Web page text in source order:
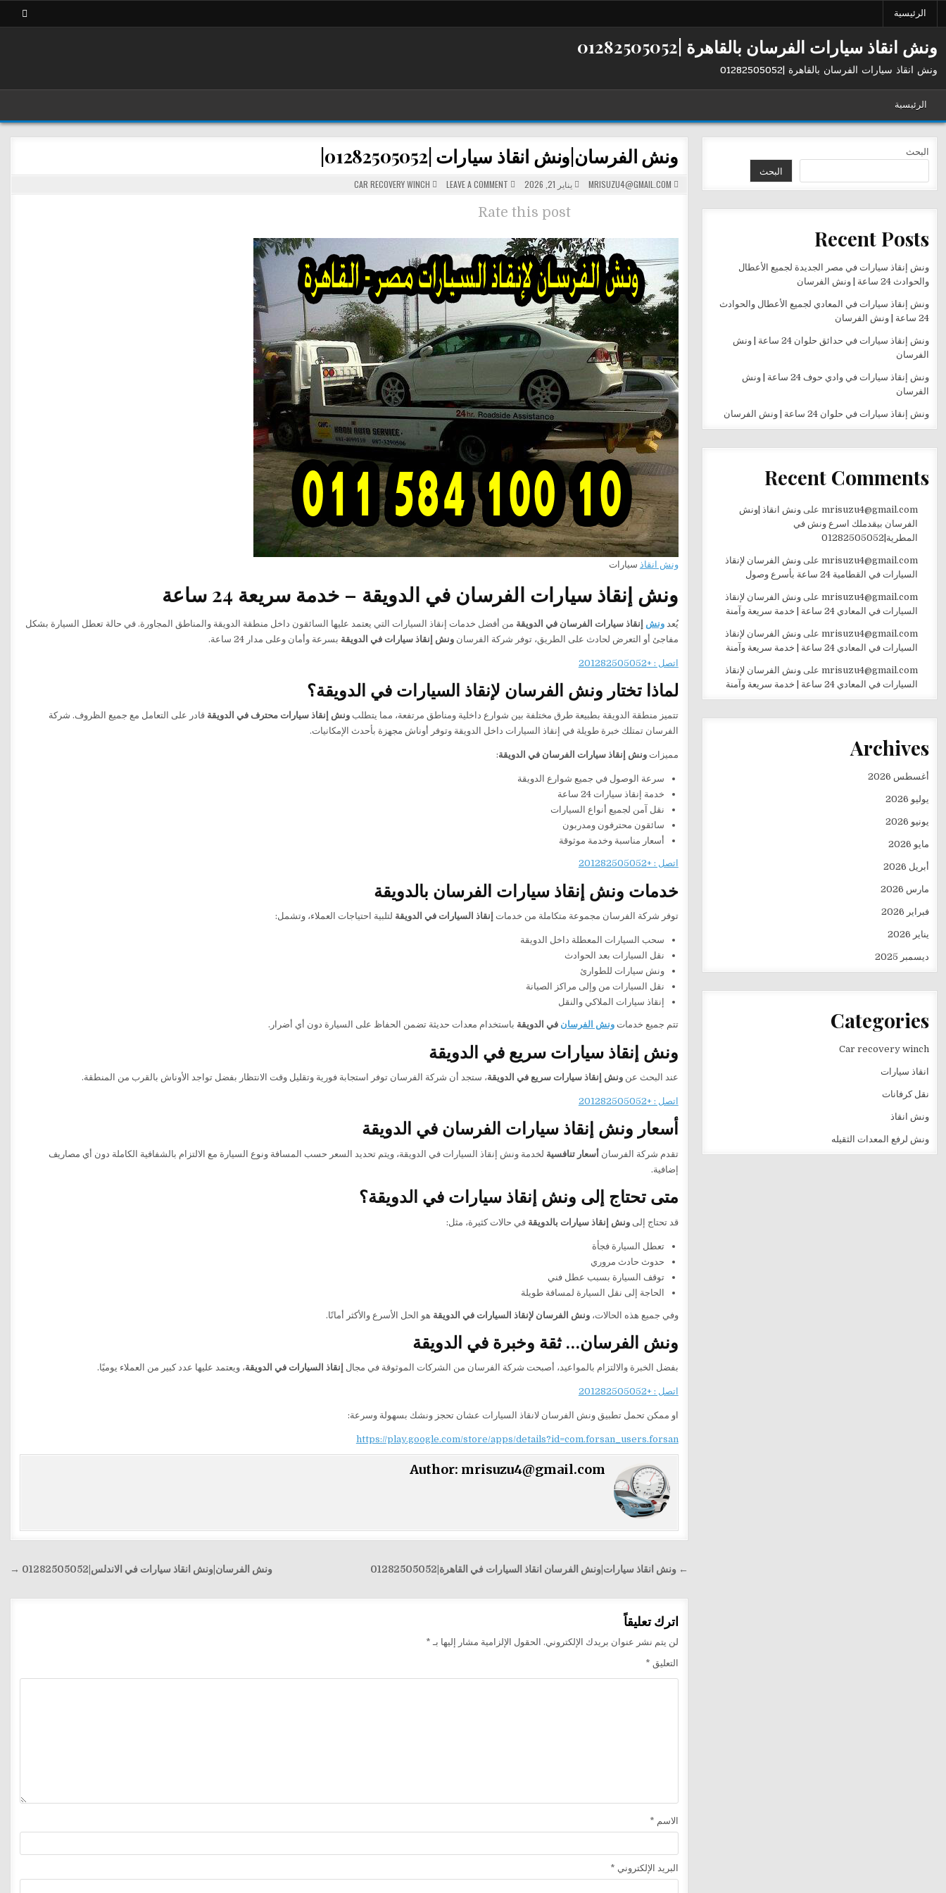
الرئيسية
ونش انقاذ سيارات الفرسان بالقاهرة |01282505052
ونش انقاذ سيارات الفرسان بالقاهرة |01282505052
الرئيسية
ونش الفرسان|ونش انقاذ سيارات |01282505052|
MRISUZU4@GMAIL.COM يناير 21, 2026 LEAVE A COMMENT
ON
ونش
POSTED
IN
CAR RECOVERY WINCH
Rate this post
ونش انقاذ سيارات
ونش إنقاذ سيارات الفرسان في الدويقة – خدمة سريعة 24 ساعة
يُعدونش إنقاذ سيارات الفرسان في الدويقة من أفضل خدمات إنقاذ السيارات التي يعتمد عليها السائقون داخل منطقة الدويقة والمناطق المجاورة. في حالة تعطل السيارة بشكل
مفاجئ أو التعرض لحادث على الطريق، توفر شركة الفرسانونش إنقاذ سيارات في الدويقة بسرعة وأمان وعلى مدار 24 ساعة.
اتصل : +201282505052
لماذا تختار ونش الفرسان لإنقاذ السيارات في الدويقة؟
تتميز منطقة الدويقة بطبيعة طرق مختلفة بين شوارع داخلية ومناطق مرتفعة، مما يتطلبونش إنقاذ سيارات محترف في الدويقة قادر على التعامل مع جميع الظروف. شركة
الفرسان تمتلك خبرة طويلة في إنقاذ السيارات داخل الدويقة وتوفر أوناش مجهزة بأحدث الإمكانيات.
مميزاتونش إنقاذ سيارات الفرسان في الدويقة:
سرعة الوصول في جميع شوارع الدويقة
خدمة إنقاذ سيارات 24 ساعة
نقل آمن لجميع أنواع السيارات
سائقون محترفون ومدربون
أسعار مناسبة وخدمة موثوقة
اتصل : +201282505052
خدمات ونش إنقاذ سيارات الفرسان بالدويقة
توفر شركة الفرسان مجموعة متكاملة من خدمات إنقاذ السيارات في الدويقة لتلبية احتياجات العملاء، وتشمل:
سحب السيارات المعطلة داخل الدويقة
نقل السيارات بعد الحوادث
ونش سيارات للطوارئ
نقل السيارات من وإلى مراكز الصيانة
إنقاذ سيارات الملاكي والنقل
تتم جميع خدماتونش الفرسان في الدويقة باستخدام معدات حديثة تضمن الحفاظ على السيارة دون أي أضرار.
ونش إنقاذ سيارات سريع في الدويقة
عند البحث عنونش إنقاذ سيارات سريع في الدويقة، ستجد أن شركة الفرسان توفر استجابة فورية وتقليل وقت الانتظار بفضل تواجد الأوناش بالقرب من المنطقة.
اتصل : +201282505052
أسعار ونش إنقاذ سيارات الفرسان في الدويقة
تقدم شركة الفرسانأسعار تنافسية لخدمة ونش إنقاذ السيارات في الدويقة، ويتم تحديد السعر حسب المسافة ونوع السيارة مع الالتزام بالشفافية الكاملة دون أي مصاريف
إضافية.
متى تحتاج إلى ونش إنقاذ سيارات في الدويقة؟
قد تحتاج إلىونش إنقاذ سيارات بالدويقة في حالات كثيرة، مثل:
تعطل السيارة فجأة
حدوث حادث مروري
توقف السيارة بسبب عطل فني
الحاجة إلى نقل السيارة لمسافة طويلة
وفي جميع هذه الحالات،ونش الفرسان لإنقاذ السيارات في الدويقة هو الحل الأسرع والأكثر أمانًا.
ونش الفرسان… ثقة وخبرة في الدويقة
بفضل الخبرة والالتزام بالمواعيد، أصبحت شركة الفرسان من الشركات الموثوقة في مجال إنقاذ السيارات في الدويقة، ويعتمد عليها عدد كبير من العملاء يوميًا.
اتصل : +201282505052
او ممكن تحمل تطبيق ونش الفرسان لانقاذ السيارات عشان تحجز ونشك بسهولة وسرعة:
https://play.google.com/store/apps/details?id=com.forsan_users.forsan
Author: mrisuzu4@gmail.com
تصفّح ونش الفرسان|ونش انقاذ سيارات في الاندلس|01282505052 → ← ونش انقاذ سيارات|ونش الفرسان انقاذ السيارات في القاهرة|01282505052
اترك تعليقاً
لن يتم نشر عنوان بريدك الإلكتروني. الحقول الإلزامية مشار إليها بـ *
التعليق *
الاسم *
البريد الإلكتروني *
البحث
البحث
Recent Posts
ونش إنقاذ سيارات في مصر الجديدة لجميع الأعطال
والحوادث 24 ساعة | ونش الفرسان
ونش إنقاذ سيارات في المعادي لجميع الأعطال والحوادث
24 ساعة | ونش الفرسان
ونش إنقاذ سيارات في حدائق حلوان 24 ساعة | ونش
الفرسان
ونش إنقاذ سيارات في وادي حوف 24 ساعة | ونش
الفرسان
ونش إنقاذ سيارات في حلوان 24 ساعة | ونش الفرسان
Recent Comments
mrisuzu4@gmail.comعلى ونش انقاذ |ونش
الفرسان بيقدملك اسرع ونش في
المطرية|01282505052
mrisuzu4@gmail.comعلى ونش الفرسان لإنقاذ
السيارات في القطامية 24 ساعة بأسرع وصول
mrisuzu4@gmail.comعلى ونش الفرسان لإنقاذ
السيارات في المعادي 24 ساعة | خدمة سريعة وآمنة
mrisuzu4@gmail.comعلى ونش الفرسان لإنقاذ
السيارات في المعادي 24 ساعة | خدمة سريعة وآمنة
mrisuzu4@gmail.comعلى ونش الفرسان لإنقاذ
السيارات في المعادي 24 ساعة | خدمة سريعة وآمنة
Archives
أغسطس 2026
يوليو 2026
يونيو 2026
مايو 2026
أبريل 2026
مارس 2026
فبراير 2026
يناير 2026
ديسمبر 2025
Categories
Car recovery winch
انقاذ سيارات
نقل كرفانات
ونش انقاذ
ونش لرفع المعدات الثقيله